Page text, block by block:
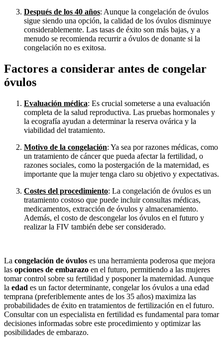
Después de los 40 años: Aunque la congelación de óvulos
sigue siendo una opción, la calidad de los óvulos disminuye
considerablemente. Las tasas de éxito son más bajas, y a
menudo se recomienda recurrir a óvulos de donante si la
congelación no es exitosa.
Factores a considerar antes de congelar
óvulos
Evaluación médica: Es crucial someterse a una evaluación
completa de la salud reproductiva. Las pruebas hormonales y
la ecografía ayudan a determinar la reserva ovárica y la
viabilidad del tratamiento.
Motivo de la congelación: Ya sea por razones médicas, como
un tratamiento de cáncer que pueda afectar la fertilidad, o
razones sociales, como la postergación de la maternidad, es
importante que la mujer tenga claro su objetivo y expectativas.
Costes del procedimiento: La congelación de óvulos es un
tratamiento costoso que puede incluir consultas médicas,
medicamentos, extracción de óvulos y almacenamiento.
Además, el costo de descongelar los óvulos en el futuro y
realizar la FIV también debe ser considerado.
La congelación de óvulos es una herramienta poderosa que mejora
las opciones de embarazo en el futuro, permitiendo a las mujeres
tomar control sobre su fertilidad y posponer la maternidad. Aunque
la edad es un factor determinante, congelar los óvulos a una edad
temprana (preferiblemente antes de los 35 años) maximiza las
probabilidades de éxito en tratamientos de fertilización en el futuro.
Consultar con un especialista en fertilidad es fundamental para tomar
decisiones informadas sobre este procedimiento y optimizar las
posibilidades de embarazo.